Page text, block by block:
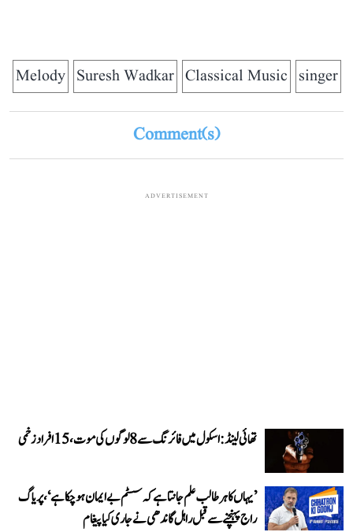
singer
Classical Music
Suresh Wadkar
Melody
Comment(s)
ADVERTISEMENT
تھائی لینڈ: اسکول میں فائرنگ سے 8 لوگوں کی موت، 15 افراد زخمی
’یہاں کا ہر طالب علم جانتا ہے کہ سسٹم بے ایمان ہو چکا ہے‘، پریاگ
راج پہنچنے سے قبل راہل گاندھی نے جاری کیا پیغام